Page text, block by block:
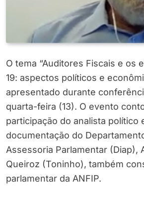
O tema “Auditores Fiscais e os
19: aspectos políticos e
apresentado durante
quarta-feira (13). O evento
participação do analista político
documentação do
Assessoria Parlamentar (Diap),
Queiroz (Toninho), também
parlamentar da ANFIP.